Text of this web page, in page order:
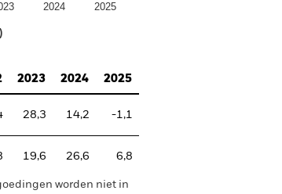
2024 2025
2023 2024 2025
28,3 14,2 -1,1
19,6 26,6 6,8
worden niet in